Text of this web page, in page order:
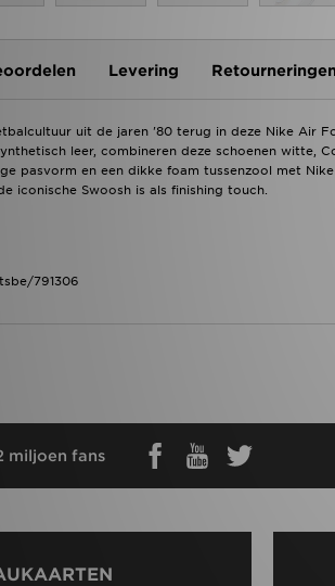
Levering
uit de jaren '80 terug in deze Nike Air
leer, combineren deze schoenen witte,
pasvorm en een dikke foam tussenzool met
iconische Swoosh is als finishing touch.
791306
miljoen fans